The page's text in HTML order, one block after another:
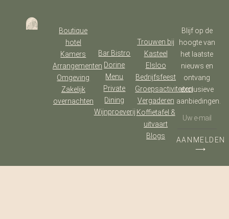
Boutique
hotel
Kamers
Arrangementen
Omgeving
Zakelijk
overnachten
Bar Bistro
Dorine
Menu
Private
Dining
Wijnproeverij
Trouwen bij
Kasteel
Elsloo
Bedrijfsfeest
Groepsactiviteiten
Vergaderen
Koffietafel &
uitvaart
Blogs
Blijf op de
hoogte van
het laatste
nieuws en
ontvang
exclusieve
aanbiedingen.
AANMELDEN
⟶